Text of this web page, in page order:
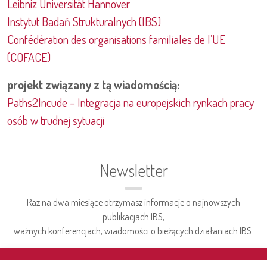
Leibniz Universität Hannover
Instytut Badań Strukturalnych (IBS)
Confédération des organisations familiales de l’UE
(COFACE)
projekt związany z tą wiadomością:
Paths2Incude – Integracja na europejskich rynkach pracy
osób w trudnej sytuacji
Newsletter
Raz na dwa miesiące otrzymasz informacje o najnowszych
publikacjach IBS,
ważnych konferencjach, wiadomości o bieżących działaniach IBS.